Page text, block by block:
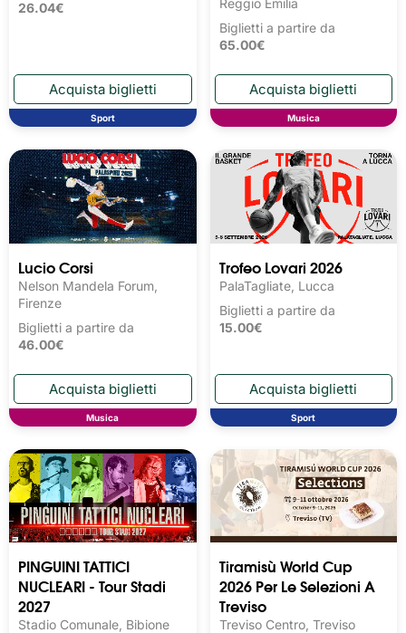
26.04€
Sport
Reggio Emilia
Biglietti a partire da
65.00€
Musica
Lucio Corsi
Nelson Mandela Forum,
Firenze
Biglietti a partire da
46.00€
Musica
Trofeo Lovari 2026
PalaTagliate, Lucca
Biglietti a partire da
15.00€
Sport
PINGUINI TATTICI
NUCLEARI - Tour Stadi
2027
Stadio Comunale, Bibione
Tiramisù World Cup
2026 Per Le Selezioni A
Treviso
Treviso Centro, Treviso